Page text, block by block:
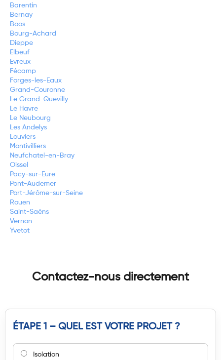
Barentin
Bernay
Boos
Bourg-Achard
Dieppe
Elbeuf
Evreux
Fécamp
Forges-les-Eaux
Grand-Couronne
Le Grand-Quevilly
Le Havre
Le Neubourg
Les Andelys
Louviers
Montivilliers
Neufchatel-en-Bray
Oissel
Pacy-sur-Eure
Pont-Audemer
Port-Jérôme-sur-Seine
Rouen
Saint-Saëns
Vernon
Yvetot
Contactez-nous directement
ÉTAPE 1 – QUEL EST VOTRE PROJET ?
Isolation